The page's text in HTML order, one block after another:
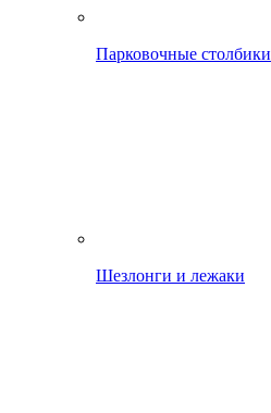
Парковочные столбики
Шезлонги и лежаки